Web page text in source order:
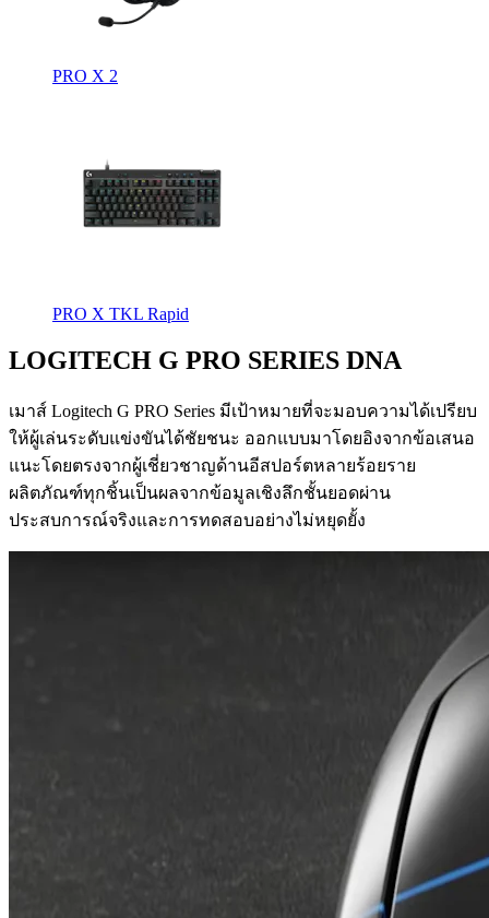
PRO X 2
PRO X TKL Rapid
LOGITECH G PRO SERIES DNA
เมาส์ Logitech G PRO Series มีเป้าหมายที่จะมอบความได้เปรียบ
ให้ผู้เล่นระดับแข่งขันได้ชัยชนะ ออกแบบมาโดยอิงจากข้อเสนอ
แนะโดยตรงจากผู้เชี่ยวชาญด้านอีสปอร์ตหลายร้อยราย
ผลิตภัณฑ์ทุกชิ้นเป็นผลจากข้อมูลเชิงลึกชั้นยอดผ่าน
ประสบการณ์จริงและการทดสอบอย่างไม่หยุดยั้ง